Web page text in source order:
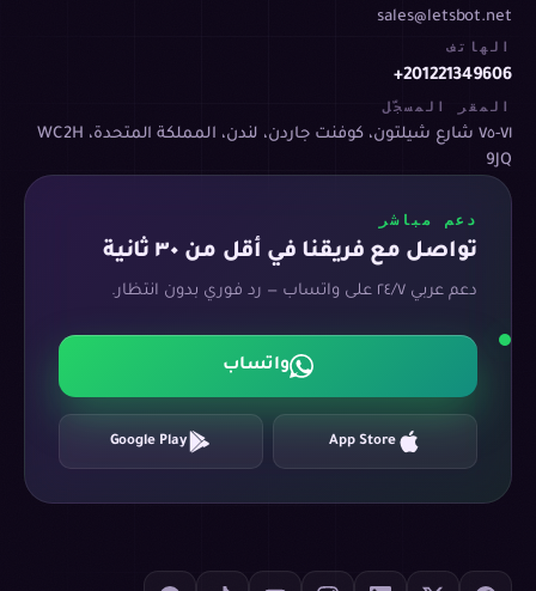
sales@letsbot.net
الهاتف
+201221349606
المقر المسجّل
٧١-٧٥ شارع شيلتون، كوفنت جاردن، لندن، المملكة المتحدة، WC2H
9JQ
دعم مباشر
تواصل مع فريقنا في أقل من ٣٠ ثانية
دعم عربي ٢٤/٧ على واتساب — رد فوري بدون انتظار.
واتساب
App Store
Google Play